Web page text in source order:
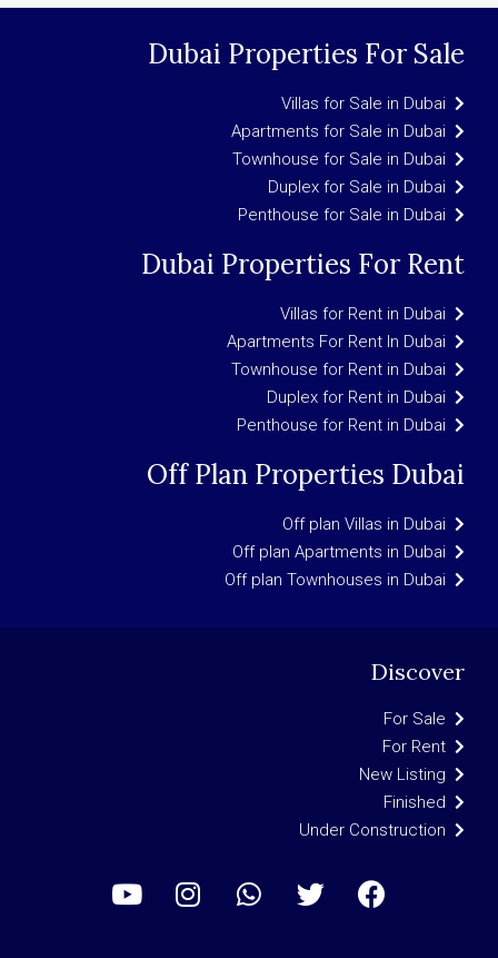
Dubai Properties For Sale
Villas for Sale in Dubai
Apartments for Sale in Dubai
Townhouse for Sale in Dubai
Duplex for Sale in Dubai
Penthouse for Sale in Dubai
Dubai Properties For Rent
Villas for Rent in Dubai
Apartments For Rent In Dubai
Townhouse for Rent in Dubai
Duplex for Rent in Dubai
Penthouse for Rent in Dubai
Off Plan Properties Dubai
Off plan Villas in Dubai
Off plan Apartments in Dubai
Off plan Townhouses in Dubai
Discover
For Sale
For Rent
New Listing
Finished
Under Construction